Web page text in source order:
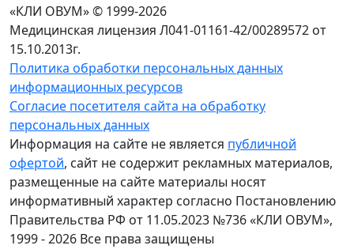
«КЛИ ОВУМ» © 1999-2026
Медицинская лицензия Л041-01161-42/00289572 от
15.10.2013г.
Политика обработки персональных данных
информационных ресурсов
Согласие посетителя сайта на обработку
персональных данных
Информация на сайте не является публичной
офертой, сайт не содержит рекламных материалов,
размещенные на сайте материалы носят
информативный характер согласно Постановлению
Правительства РФ от 11.05.2023 №736 «КЛИ ОВУМ»,
1999 - 2026 Все права защищены